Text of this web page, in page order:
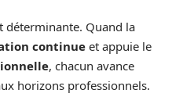
déterminante. Quand la
continue et appuie le
, chacun avance
horizons professionnels.